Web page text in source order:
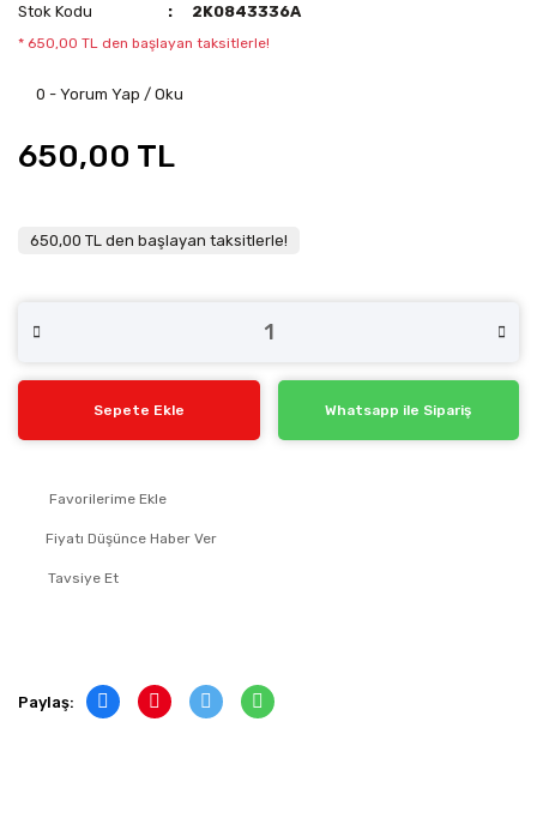
Stok Kodu
2K0843336A
* 650,00 TL den başlayan taksitlerle!
0 - Yorum Yap / Oku
650,00 TL
650,00 TL den başlayan taksitlerle!
Sepete Ekle Whatsapp ile Sipariş
Fiyatı Düşünce Haber Ver
Tavsiye Et
Paylaş: